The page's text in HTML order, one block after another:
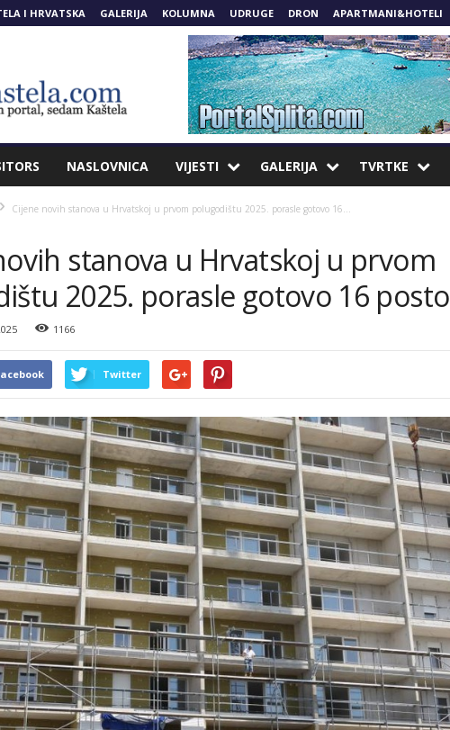
I HRVATSKA GALERIJA KOLUMNA UDRUGE DRON APARTMANI&HOTELI
NASLOVNICA VIJESTI GALERIJA TVRTKE
Cijene novih stanova u Hrvatskoj u prvom polugodištu 2025. porasle gotovo 16...
stanova u Hrvatskoj u prvom
2025. porasle gotovo 16 posto
1166
Twitter